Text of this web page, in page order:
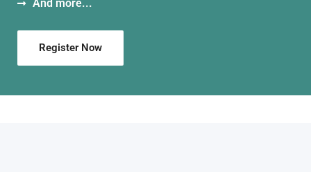
And more...
Register Now